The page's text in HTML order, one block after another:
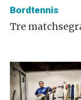
Bordtennis
Tre